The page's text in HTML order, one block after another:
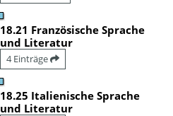
18.21 Französische Sprache
und Literatur
4 Einträge
18.25 Italienische Sprache
und Literatur